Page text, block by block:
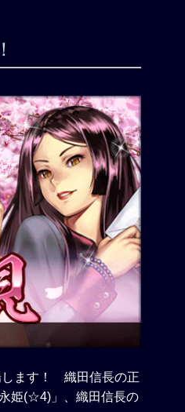
します！ 織田信長の正
姫(☆4)」、織田信長の